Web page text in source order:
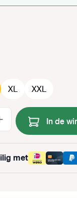
XL XXL
In de
met